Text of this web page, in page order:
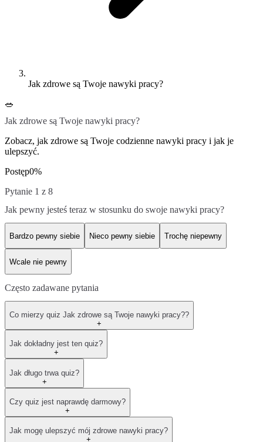
Jak zdrowe są Twoje nawyki pracy?
🥗
Jak zdrowe są Twoje nawyki pracy?
Zobacz, jak zdrowe są Twoje codzienne nawyki pracy i jak je
ulepszyć.
Postęp0%
Pytanie 1 z 8
Jak pewny jesteś teraz w stosunku do swoje nawyki pracy?
Bardzo pewny siebie Nieco pewny siebie Trochę niepewny
Wcale nie pewny
Często zadawane pytania
Co mierzy quiz Jak zdrowe są Twoje nawyki pracy??
+
Jak dokładny jest ten quiz?
+
Jak długo trwa quiz?
+
Czy quiz jest naprawdę darmowy?
+
Jak mogę ulepszyć mój zdrowe nawyki pracy?
+